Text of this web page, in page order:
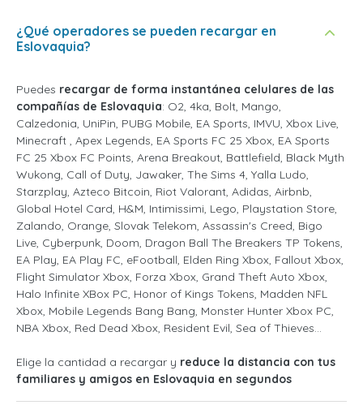
¿Qué operadores se pueden recargar en
Eslovaquia?
Puedes recargar de forma instantánea celulares de las
compañías de Eslovaquia: O2, 4ka, Bolt, Mango,
Calzedonia, UniPin, PUBG Mobile, EA Sports, IMVU, Xbox Live,
Minecraft , Apex Legends, EA Sports FC 25 Xbox, EA Sports
FC 25 Xbox FC Points, Arena Breakout, Battlefield, Black Myth
Wukong, Call of Duty, Jawaker, The Sims 4, Yalla Ludo,
Starzplay, Azteco Bitcoin, Riot Valorant, Adidas, Airbnb,
Global Hotel Card, H&M, Intimissimi, Lego, Playstation Store,
Zalando, Orange, Slovak Telekom, Assassin's Creed, Bigo
Live, Cyberpunk, Doom, Dragon Ball The Breakers TP Tokens,
EA Play, EA Play FC, eFootball, Elden Ring Xbox, Fallout Xbox,
Flight Simulator Xbox, Forza Xbox, Grand Theft Auto Xbox,
Halo Infinite XBox PC, Honor of Kings Tokens, Madden NFL
Xbox, Mobile Legends Bang Bang, Monster Hunter Xbox PC,
NBA Xbox, Red Dead Xbox, Resident Evil, Sea of Thieves...
Elige la cantidad a recargar y reduce la distancia con tus
familiares y amigos en Eslovaquia en segundos